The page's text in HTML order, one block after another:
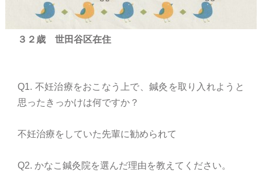
３２歳 世田谷区在住
Q1. 不妊治療をおこなう上で、鍼灸を取り入れようと
思ったきっかけは何ですか？
不妊治療をしていた先輩に勧められて
Q2. かなこ鍼灸院を選んだ理由を教えてください。